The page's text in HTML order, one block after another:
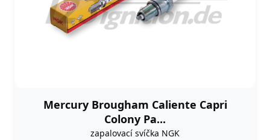
Mercury Brougham Caliente Capri
Colony Pa...
zapalovací svíčka NGK